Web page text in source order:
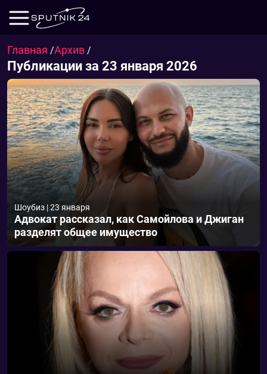
Главная /Архив /
Публикации за 23 января 2026
Шоубиз |23 января
Адвокат рассказал, как Самойлова и Джиган
разделят общее имущество